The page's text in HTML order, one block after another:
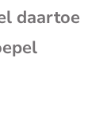
daartoe